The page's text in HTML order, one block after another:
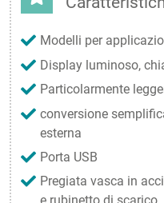
Modelli per
Display luminoso,
Particolarmente
conversione
esterna
Porta USB
Pregiata vasca in